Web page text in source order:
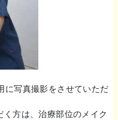
に写真撮影をさせていただ
方は、治療部位のメイク